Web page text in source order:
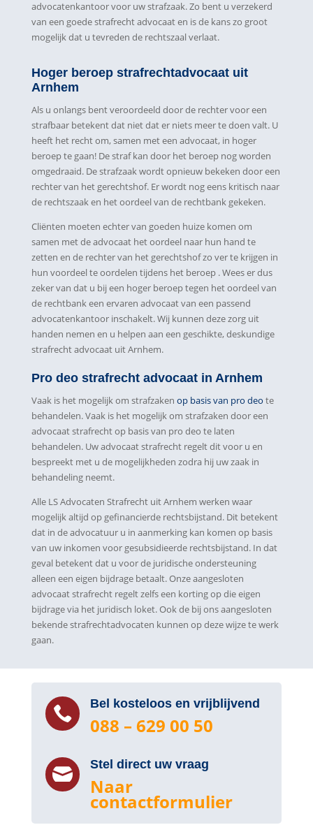
advocatenkantoor voor uw strafzaak. Zo bent u verzekerd
van een goede strafrecht advocaat en is de kans zo groot
mogelijk dat u tevreden de rechtszaal verlaat.
Hoger beroep strafrechtadvocaat uit
Arnhem
Als u onlangs bent veroordeeld door de rechter voor een
strafbaar betekent dat niet dat er niets meer te doen valt. U
heeft het recht om, samen met een advocaat, in hoger
beroep te gaan! De straf kan door het beroep nog worden
omgedraaid. De strafzaak wordt opnieuw bekeken door een
rechter van het gerechtshof. Er wordt nog eens kritisch naar
de rechtszaak en het oordeel van de rechtbank gekeken.
Cliënten moeten echter van goeden huize komen om
samen met de advocaat het oordeel naar hun hand te
zetten en de rechter van het gerechtshof zo ver te krijgen in
hun voordeel te oordelen tijdens het beroep . Wees er dus
zeker van dat u bij een hoger beroep tegen het oordeel van
de rechtbank een ervaren advocaat van een passend
advocatenkantoor inschakelt. Wij kunnen deze zorg uit
handen nemen en u helpen aan een geschikte, deskundige
strafrecht advocaat uit Arnhem.
Pro deo strafrecht advocaat in Arnhem
Vaak is het mogelijk om strafzaken op basis van pro deo te
behandelen. Vaak is het mogelijk om strafzaken door een
advocaat strafrecht op basis van pro deo te laten
behandelen. Uw advocaat strafrecht regelt dit voor u en
bespreekt met u de mogelijkheden zodra hij uw zaak in
behandeling neemt.
Alle LS Advocaten Strafrecht uit Arnhem werken waar
mogelijk altijd op gefinancierde rechtsbijstand. Dit betekent
dat in de advocatuur u in aanmerking kan komen op basis
van uw inkomen voor gesubsidieerde rechtsbijstand. In dat
geval betekent dat u voor de juridische ondersteuning
alleen een eigen bijdrage betaalt. Onze aangesloten
advocaat strafrecht regelt zelfs een korting op die eigen
bijdrage via het juridisch loket. Ook de bij ons aangesloten
bekende strafrechtadvocaten kunnen op deze wijze te werk
gaan.
 Bel kosteloos en vrijblijvend
088 – 629 00 50
 Stel direct uw vraag
Naar
contactformulier